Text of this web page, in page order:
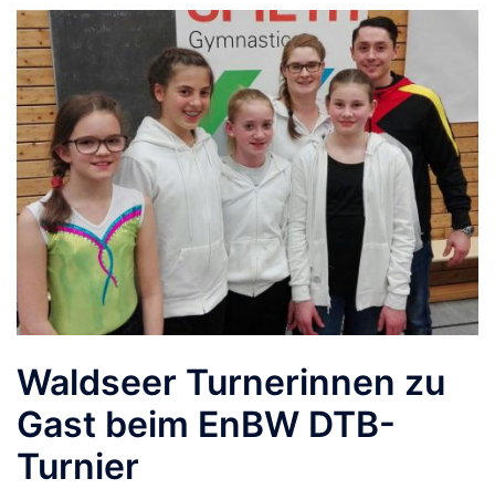
Waldseer Turnerinnen zu
Gast beim EnBW DTB-
Turnier